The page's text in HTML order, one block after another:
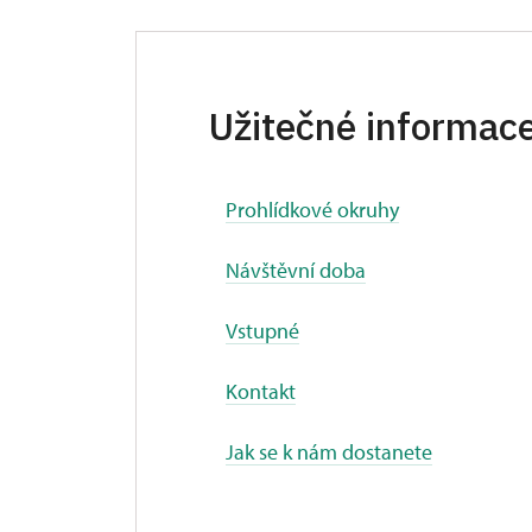
Užitečné
Prohlídkové okruhy
Návštěvní doba
Vstupné
Kontakt
Jak se k nám dostanete